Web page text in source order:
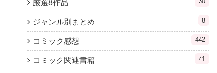
厳選8作品
ジャンル別まとめ 8
コミック感想 442
コミック関連書籍 41